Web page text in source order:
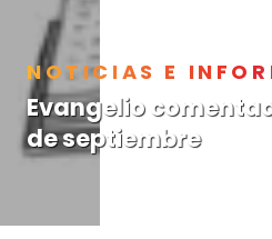
NOTICIAS E
Evangelio
de septiembre